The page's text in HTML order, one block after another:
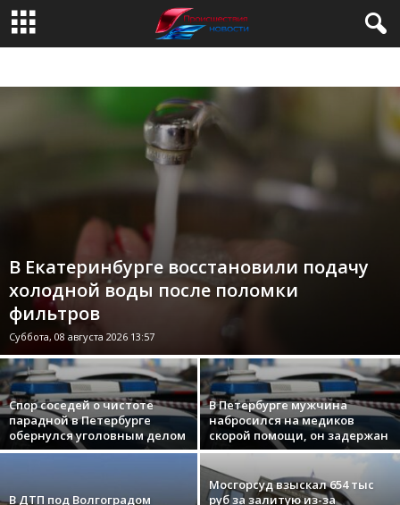
В Екатеринбурге восстановили подачу
холодной воды после поломки
фильтров
Суббота, 08 августа 2026 13:57
Спор соседей о чистоте
парадной в Петербурге
обернулся уголовным делом
В Петербурге мужчина
набросился на медиков
скорой помощи, он задержан
В ДТП под Волгоградом
Мосгорсуд взыскал 654 тыс
руб за залитую из-за